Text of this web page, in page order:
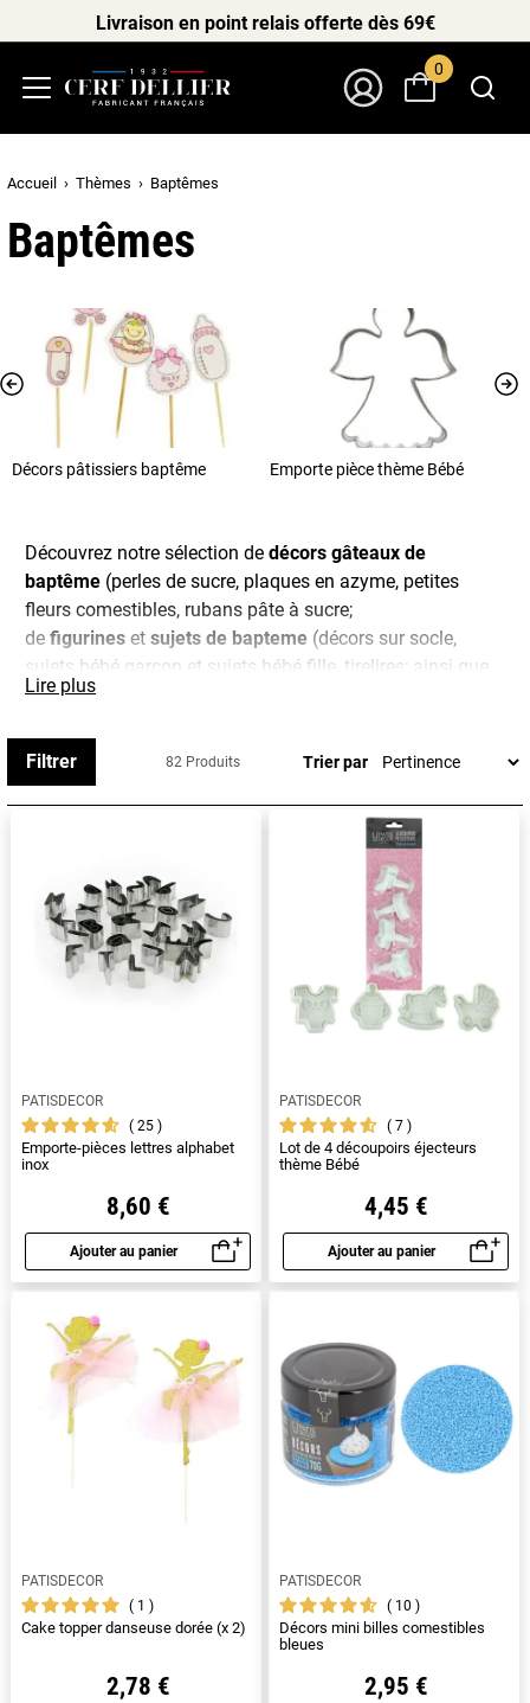
Livraison en point relais offerte dès 69€
0
Accueil Thèmes Baptêmes
Baptêmes
Décors pâtissiers baptême Emporte pièce thème Bébé
Découvrez notre sélection de décors gâteaux de
baptême (perles de sucre, plaques en azyme, petites
fleurs comestibles, rubans pâte à sucre;
de figurines et sujets de bapteme (décors sur socle,
sujets bébé garçon et sujets bébé fille, tirelires; ainsi que
toutes nos
En bref, tout le nécessaire pour faire de ce baptême un
jour inoubliable !
Lire plus
82 Produits
Filtrer Trier par
PATISDECOR
25
Emporte-pièces lettres alphabet
inox
8,60 €
Ajouter au panier
Aperçu rapide
PATISDECOR
7
Lot de 4 découpoirs éjecteurs
thème Bébé
4,45 €
Ajouter au panier
Aperçu rapide
PATISDECOR
1
Cake topper danseuse dorée (x 2)
2,78 €
PATISDECOR
10
Décors mini billes comestibles
bleues
2,95 €